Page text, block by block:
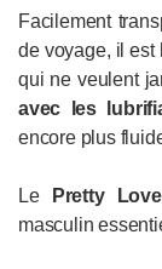
Facilement
de voyage, il est
qui ne veulent
avec les
encore plus
Le Pretty
masculin